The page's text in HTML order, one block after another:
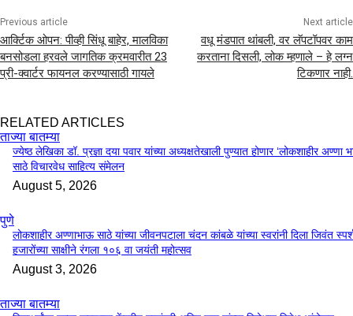
Previous article
आर्क्टिक ओपन: पीव्ही सिंधू बाहेर, मालविका
बनसोडला हरवले जागतिक क्रमवारीत 23
प्री-क्वार्टर फायनल करण्यासाठी गायले
Next article
वधू मंडपात थांबली, वर लॅपटॉपवर काम
करताना दिसली, लोक म्हणाले – हे लग्न
टिकणार नाही.
RELATED ARTICLES
ताज्या बातम्या
ज्येष्ठ लेखिका डॉ. प्रज्ञा दया पवार यांच्या अध्यक्षतेखाली पुण्यात होणार ‘लोकशाहीर अण्णा
साठे विचारवेध साहित्य संमेलन
August 5, 2026
पुणे
लोकशाहीर अण्णाभाऊ साठे यांच्या जीवनपटाला चंदन कांबळे यांच्या स्वरांनी दिला जिवंत
हजारोंच्या साक्षीने रंगला १०६ वा जयंती महोत्सव
August 3, 2026
ताज्या बातम्या